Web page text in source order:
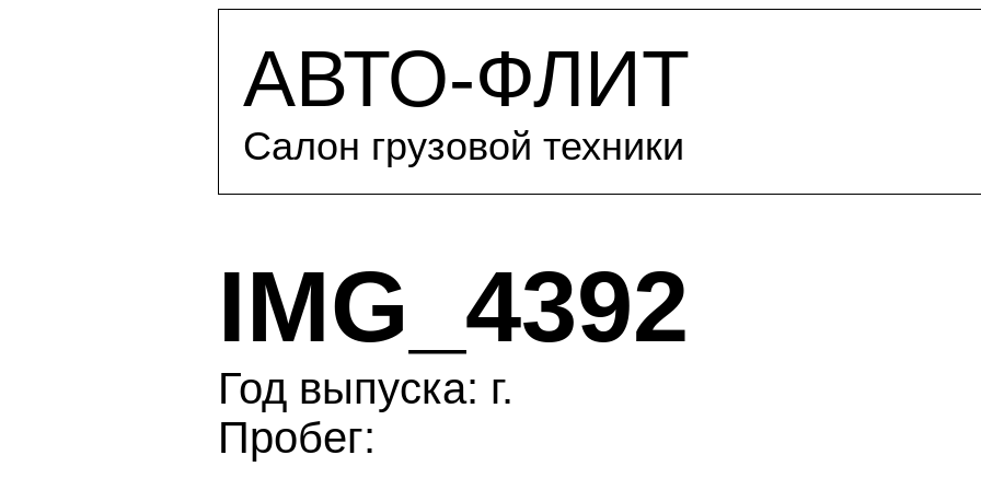
АВТО-ФЛИТ
Салон грузовой техники
IMG_4392
Год выпуска: г.
Пробег: